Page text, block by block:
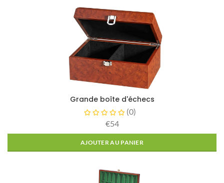
Grande boîte d'échecs
(0)
€54
AJOUTER AU PANIER